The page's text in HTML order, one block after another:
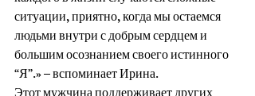
ситуации, приятно, когда мы остаемся
людьми внутри с добрым сердцем и
большим осознанием своего истинного
“Я”.» – вспоминает Ирина.